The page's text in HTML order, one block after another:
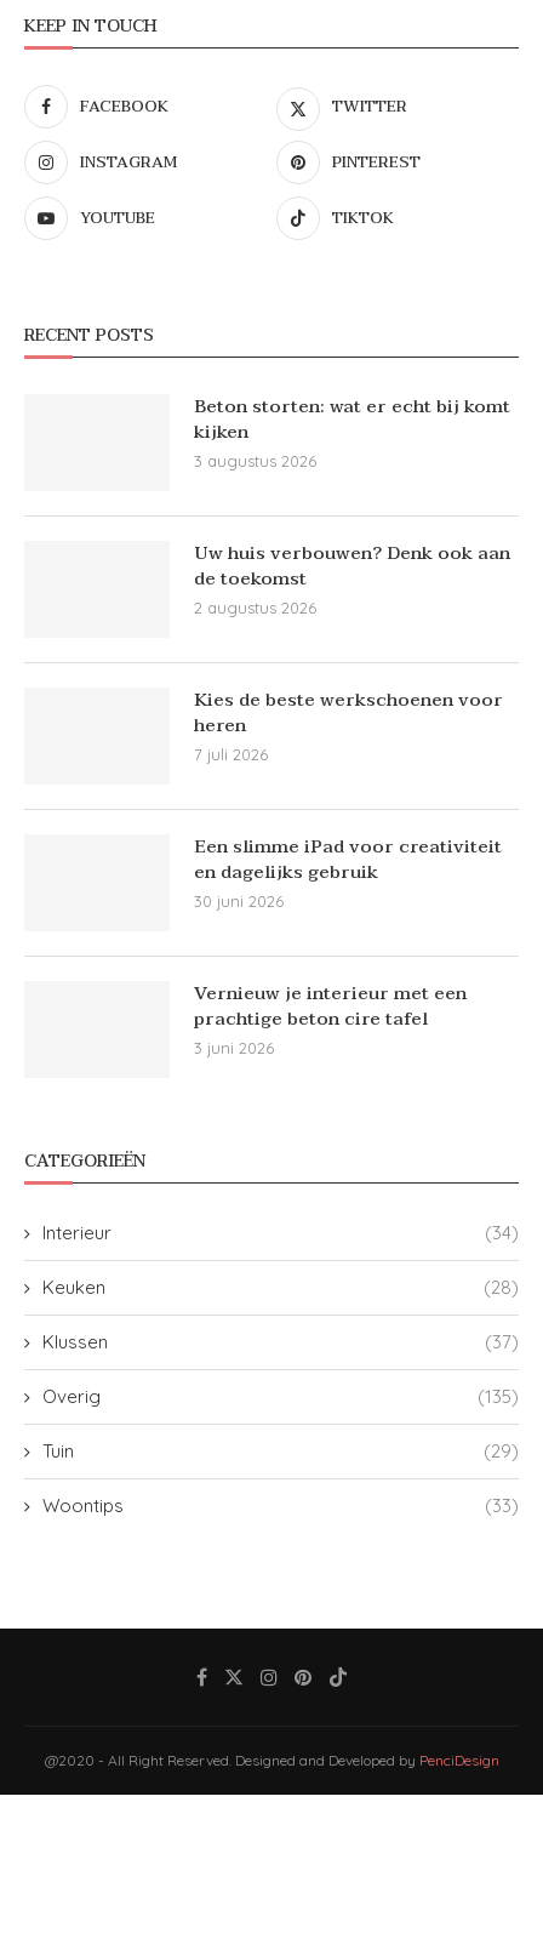
KEEP IN TOUCH
FACEBOOK TWITTER
INSTAGRAM PINTEREST
YOUTUBE TIKTOK
RECENT POSTS
Beton storten: wat er echt bij komt
kijken
3 augustus 2026
Uw huis verbouwen? Denk ook aan
de toekomst
2 augustus 2026
Kies de beste werkschoenen voor
heren
7 juli 2026
Een slimme iPad voor creativiteit
en dagelijks gebruik
30 juni 2026
Vernieuw je interieur met een
prachtige beton cire tafel
3 juni 2026
CATEGORIEËN
Interieur (34)
Keuken (28)
Klussen (37)
Overig (135)
Tuin (29)
Woontips (33)
@2020 - All Right Reserved. Designed and Developed by PenciDesign